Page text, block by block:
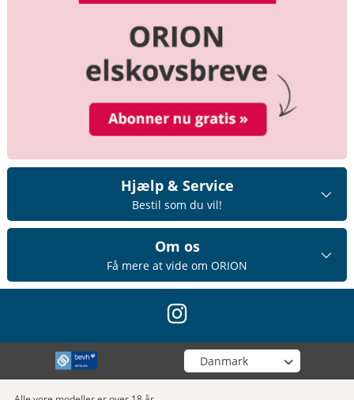
Hjælp & Service
Bestil som du vil!
Om os
Få mere at vide om ORION
instagram
Vælg din butik